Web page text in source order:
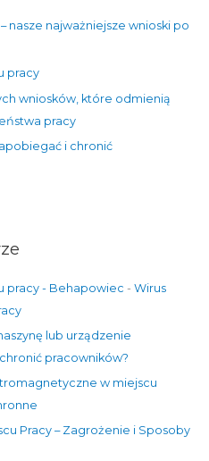
nasze najważniejsze wnioski po
pracy
wniosków, które odmienią
pracy
i chronić
pracy - Behapowiec - Wirus
lub urządzenie
pracowników?
w miejscu
Pracy – Zagrożenie i Sposoby